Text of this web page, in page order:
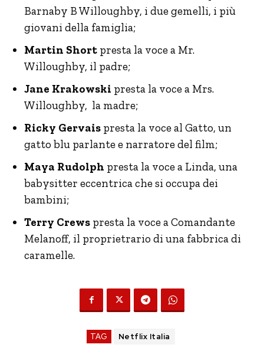
Barnaby B Willoughby, i due gemelli, i più
giovani della famiglia;
Martin Short presta la voce a Mr.
Willoughby, il padre;
Jane Krakowski presta la voce a Mrs.
Willoughby, la madre;
Ricky Gervais presta la voce al Gatto, un
gatto blu parlante e narratore del film;
Maya Rudolph presta la voce a Linda, una
babysitter eccentrica che si occupa dei
bambini;
Terry Crews presta la voce a Comandante
Melanoff, il proprietrario di una fabbrica di
caramelle.
TAG Netflix Italia